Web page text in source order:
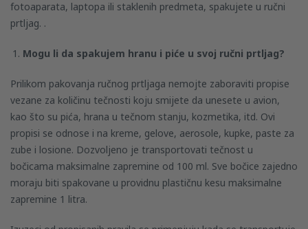
fotoaparata, laptopa ili staklenih predmeta, spakujete u ručni
prtljag. .
Mogu li da spakujem hranu i piće u svoj ručni prtljag?
Prilikom pakovanja ručnog prtljaga nemojte zaboraviti propise
vezane za količinu tečnosti koju smijete da unesete u avion,
kao što su pića, hrana u tečnom stanju, kozmetika, itd. Ovi
propisi se odnose i na kreme, gelove, aerosole, kupke, paste za
zube i losione. Dozvoljeno je transportovati tečnost u
bočicama maksimalne zapremine od 100 ml. Sve bočice zajedno
moraju biti spakovane u providnu plastičnu kesu maksimalne
zapremine 1 litra.